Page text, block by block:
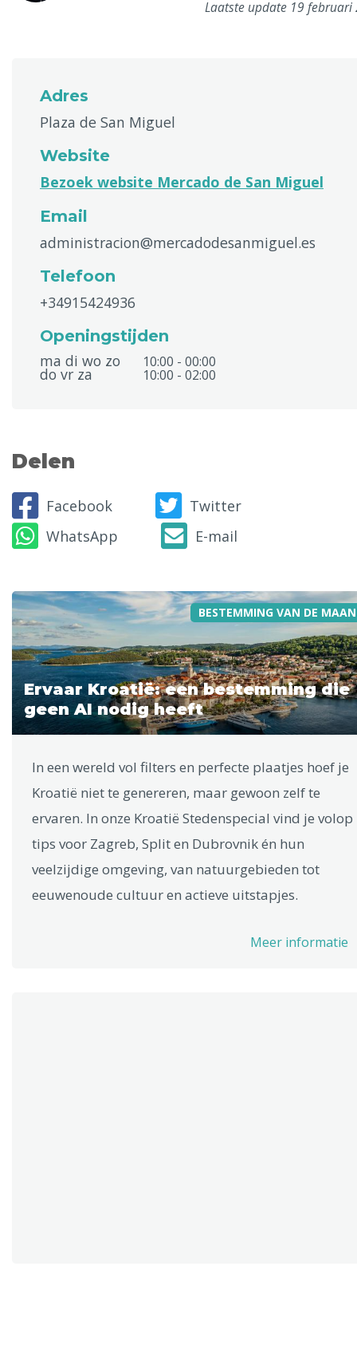
Laatste update 19 februari
Adres
Plaza de San Miguel
Website
Bezoek website Mercado de San Miguel
Email
administracion@mercadodesanmiguel.es
Telefoon
+34915424936
Openingstijden
ma di wo zo
10:00 - 00:00
do vr za 10:00 - 02:00
Delen
Facebook
Twitter
WhatsApp
E-mail
BESTEMMING VAN DE
Ervaar Kroatië: een bestemming die
geen AI nodig heeft
In een wereld vol filters en perfecte plaatjes hoef je
Kroatië niet te genereren, maar gewoon zelf te
ervaren. In onze Kroatië Stedenspecial vind je volop
tips voor Zagreb, Split en Dubrovnik én hun
veelzijdige omgeving, van natuurgebieden tot
eeuwenoude cultuur en actieve uitstapjes.
Meer informatie